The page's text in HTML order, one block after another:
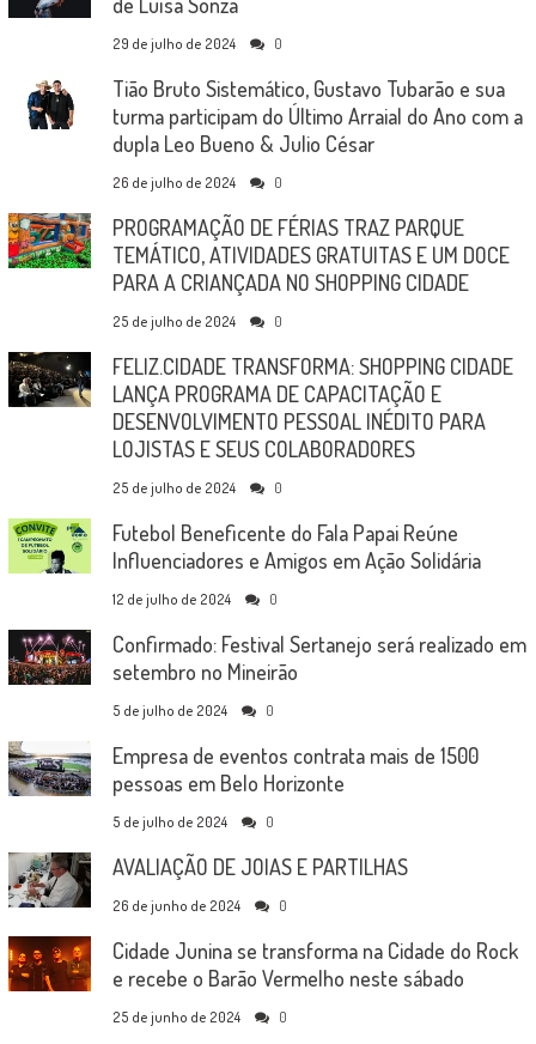
29 de julho de 2024 0
Tião Bruto Sistemático, Gustavo Tubarão e sua
turma participam do Último Arraial do Ano com a
dupla Leo Bueno & Julio César
26 de julho de 2024 0
PROGRAMAÇÃO DE FÉRIAS TRAZ PARQUE
TEMÁTICO, ATIVIDADES GRATUITAS E UM DOCE
PARA A CRIANÇADA NO SHOPPING CIDADE
25 de julho de 2024 0
FELIZ.CIDADE TRANSFORMA: SHOPPING CIDADE
LANÇA PROGRAMA DE CAPACITAÇÃO E
DESENVOLVIMENTO PESSOAL INÉDITO PARA
LOJISTAS E SEUS COLABORADORES
25 de julho de 2024 0
Futebol Beneficente do Fala Papai Reúne
Influenciadores e Amigos em Ação Solidária
12 de julho de 2024 0
Confirmado: Festival Sertanejo será realizado em
setembro no Mineirão
5 de julho de 2024 0
Empresa de eventos contrata mais de 1500
pessoas em Belo Horizonte
5 de julho de 2024 0
AVALIAÇÃO DE JOIAS E PARTILHAS
26 de junho de 2024 0
Cidade Junina se transforma na Cidade do Rock
e recebe o Barão Vermelho neste sábado
25 de junho de 2024 0